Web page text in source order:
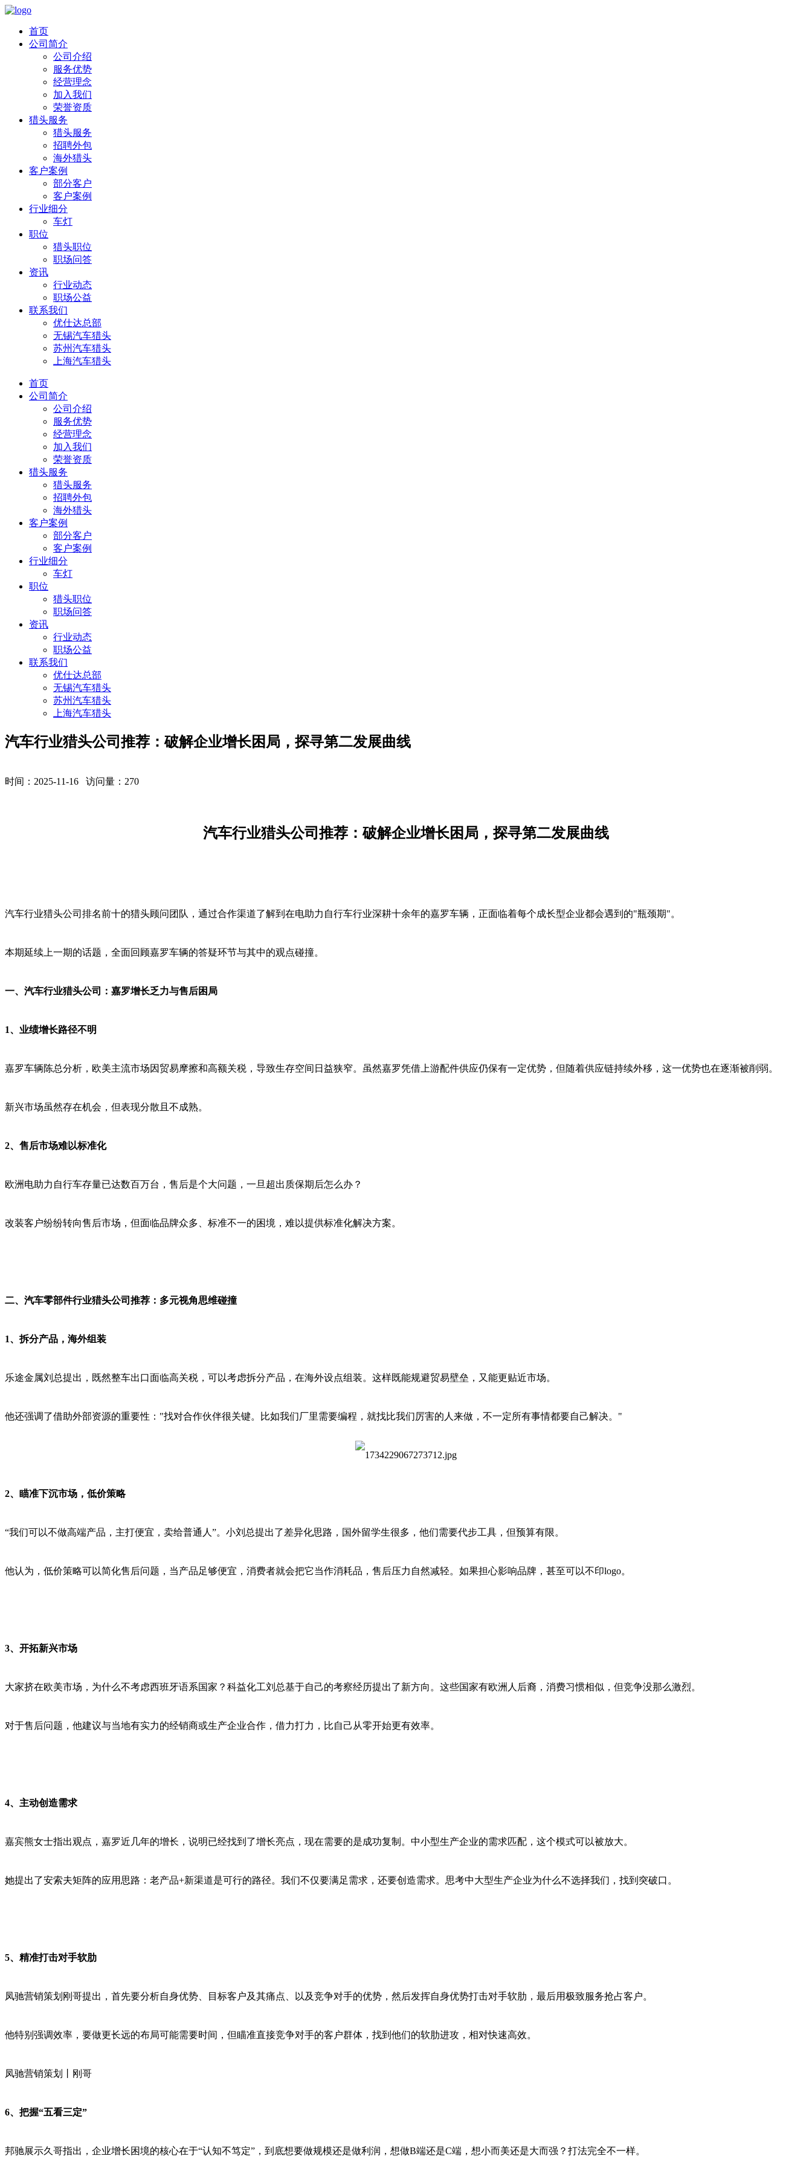
首页
公司简介
公司介绍
服务优势
经营理念
加入我们
荣誉资质
猎头服务
猎头服务
招聘外包
海外猎头
客户案例
部分客户
客户案例
行业细分
车灯
职位
猎头职位
职场问答
资讯
行业动态
职场公益
联系我们
优仕达总部
无锡汽车猎头
苏州汽车猎头
上海汽车猎头
首页
公司简介
公司介绍
服务优势
经营理念
加入我们
荣誉资质
猎头服务
猎头服务
招聘外包
海外猎头
客户案例
部分客户
客户案例
行业细分
车灯
职位
猎头职位
职场问答
资讯
行业动态
职场公益
联系我们
优仕达总部
无锡汽车猎头
苏州汽车猎头
上海汽车猎头
汽车行业猎头公司推荐：破解企业增长困局，探寻第二发展曲线
时间：2025-11-16 访问量： 270
汽车行业猎头公司推荐：破解企业增长困局，探寻第二发展曲线
汽车行业猎头公司排名前十的猎头顾问团队，通过合作渠道了解到在电助力自行车行业深耕十余年的嘉罗车辆，正面临着每个成长型企业都会遇到的"瓶颈期"。
本期延续上一期的话题，全面回顾嘉罗车辆的答疑环节与其中的观点碰撞。
一、汽车行业猎头公司：嘉罗增长乏力与售后困局
1、业绩增长路径不明
嘉罗车辆陈总分析，欧美主流市场因贸易摩擦和高额关税，导致生存空间日益狭窄。虽然嘉罗凭借上游配件供应仍保有一定优势，但随着供应链持续外移，这一优势也在逐渐被削弱。
新兴市场虽然存在机会，但表现分散且不成熟。
2、售后市场难以标准化
欧洲电助力自行车存量已达数百万台，售后是个大问题，一旦超出质保期后怎么办？
改装客户纷纷转向售后市场，但面临品牌众多、标准不一的困境，难以提供标准化解决方案。
二、汽车零部件行业猎头公司推荐：多元视角思维碰撞
1、拆分产品，海外组装
乐途金属刘总提出，既然整车出口面临高关税，可以考虑拆分产品，在海外设点组装。这样既能规避贸易壁垒，又能更贴近市场。
他还强调了借助外部资源的重要性："找对合作伙伴很关键。比如我们厂里需要编程，就找比我们厉害的人来做，不一定所有事情都要自己解决。"
2、瞄准下沉市场，低价策略
“我们可以不做高端产品，主打便宜，卖给普通人”。小刘总提出了差异化思路，国外留学生很多，他们需要代步工具，但预算有限。
他认为，低价策略可以简化售后问题，当产品足够便宜，消费者就会把它当作消耗品，售后压力自然减轻。如果担心影响品牌，甚至可以不印logo。
3、开拓新兴市场
大家挤在欧美市场，为什么不考虑西班牙语系国家？科益化工刘总基于自己的考察经历提出了新方向。这些国家有欧洲人后裔，消费习惯相似，但竞争没那么激烈。
对于售后问题，他建议与当地有实力的经销商或生产企业合作，借力打力，比自己从零开始更有效率。
4、主动创造需求
嘉宾熊女士指出观点，嘉罗近几年的增长，说明已经找到了增长亮点，现在需要的是成功复制。中小型生产企业的需求匹配，这个模式可以被放大。
她提出了安索夫矩阵的应用思路：老产品+新渠道是可行的路径。我们不仅要满足需求，还要创造需求。思考中大型生产企业为什么不选择我们，找到突破口。
5、精准打击对手软肋
凤驰营销策划刚哥提出，首先要分析自身优势、目标客户及其痛点、以及竞争对手的优势，然后发挥自身优势打击对手软肋，最后用极致服务抢占客户。
他特别强调效率，要做更长远的布局可能需要时间，但瞄准直接竞争对手的客户群体，找到他们的软肋进攻，相对快速高效。
凤驰营销策划丨刚哥
6、把握“五看三定”
邦驰展示久哥指出，企业增长困境的核心在于“认知不笃定”，到底想要做规模还是做利润，想做B端还是C端，想小而美还是大而强？打法完全不一样。